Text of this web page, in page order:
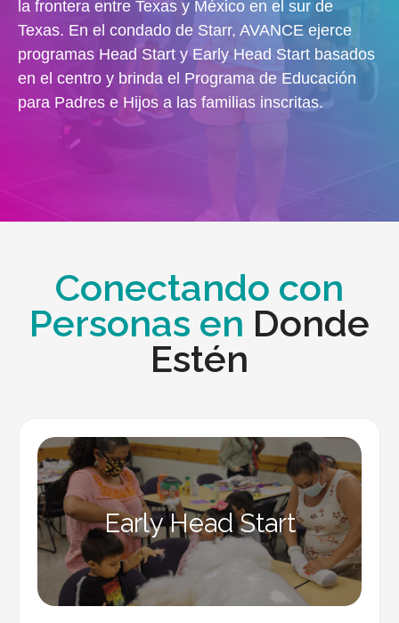
la frontera entre Texas y México en el sur de
Texas. En el condado de Starr, AVANCE ejerce
programas Head Start y Early Head Start basados ​​
en el centro y brinda el Programa de Educación
para Padres e Hijos a las familias inscritas.
Conectando con
Personas en Donde
Estén
Early Head Start